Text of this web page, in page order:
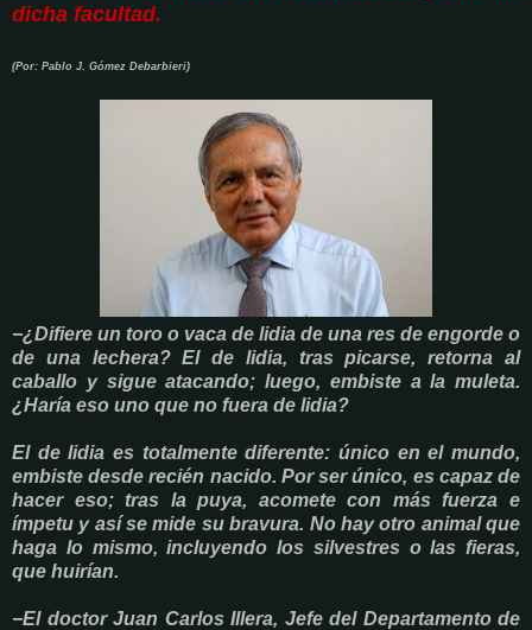
dicha facultad.
(Por: Pablo J. Gómez Debarbieri)
−¿Difiere un toro o vaca de lidia de una res de engorde o
de una lechera? El de lidia, tras picarse, retorna al
caballo y sigue atacando; luego, embiste a la muleta.
¿Haría eso uno que no fuera de lidia?
El de lidia es totalmente diferente: único en el mundo,
embiste desde recién nacido. Por ser único, es capaz de
hacer eso; tras la puya, acomete con más fuerza e
ímpetu y así se mide su bravura. No hay otro animal que
haga lo mismo, incluyendo los silvestres o las fieras,
que huirían.
−El doctor Juan Carlos Illera, Jefe del Departamento de